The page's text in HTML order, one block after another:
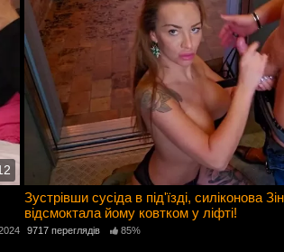
Зустрівши сусіда в під'їзді, силіконова
відсмоктала йому ковтком у ліфті!
9717 переглядів 85%